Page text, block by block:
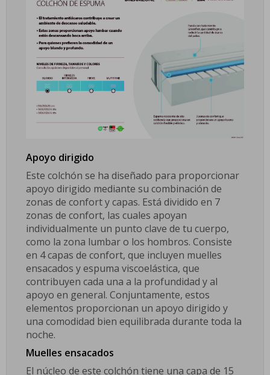
Apoyo dirigido
Este colchón se ha diseñado para proporcionar
apoyo dirigido mediante su combinación de
zonas de confort y capas. Está dividido en 7
zonas de confort, las cuales apoyan
individualmente un punto clave de tu cuerpo,
como la zona lumbar o los hombros. Consiste
en 4 capas de confort, que incluyen muelles
ensacados y espuma viscoelástica, que
contribuyen cada una a la profundidad y al
apoyo en general. Conjuntamente, estos
elementos proporcionan un apoyo dirigido y
una comodidad bien equilibrada durante toda la
noche.
Muelles ensacados
El núcleo de este colchón tiene una capa de 15